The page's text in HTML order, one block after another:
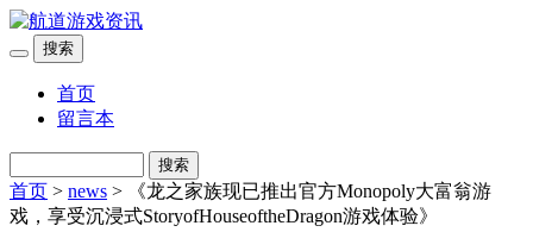
搜索
首页
留言本
搜索
首页 > news > 《龙之家族现已推出官方Monopoly大富翁游
戏，享受沉浸式StoryofHouseoftheDragon游戏体验》